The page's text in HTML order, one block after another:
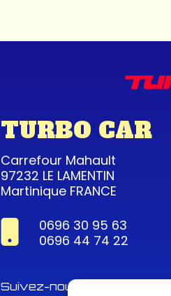
TURBO CAR
Carrefour Mahault
97232 LE LAMENTIN
Martinique FRANCE
0696 30 95 63
0696 44 74 22
Suivez-nous !